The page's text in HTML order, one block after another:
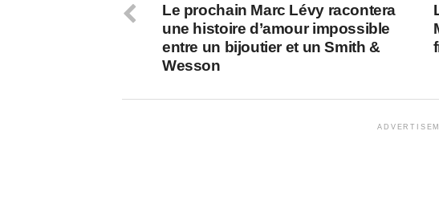
Le prochain Marc Lévy racontera
une histoire d’amour impossible
entre un bijoutier et un Smith &
Wesson